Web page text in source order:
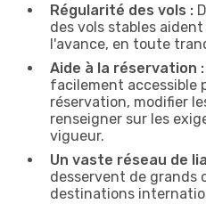
Régularité des vols :
des vols stables
l'avance, en toute
Aide à la réservation :
facilement accessible
réservation, modifier
renseigner sur les
vigueur.
Un vaste réseau de
desservent de grands
destinations